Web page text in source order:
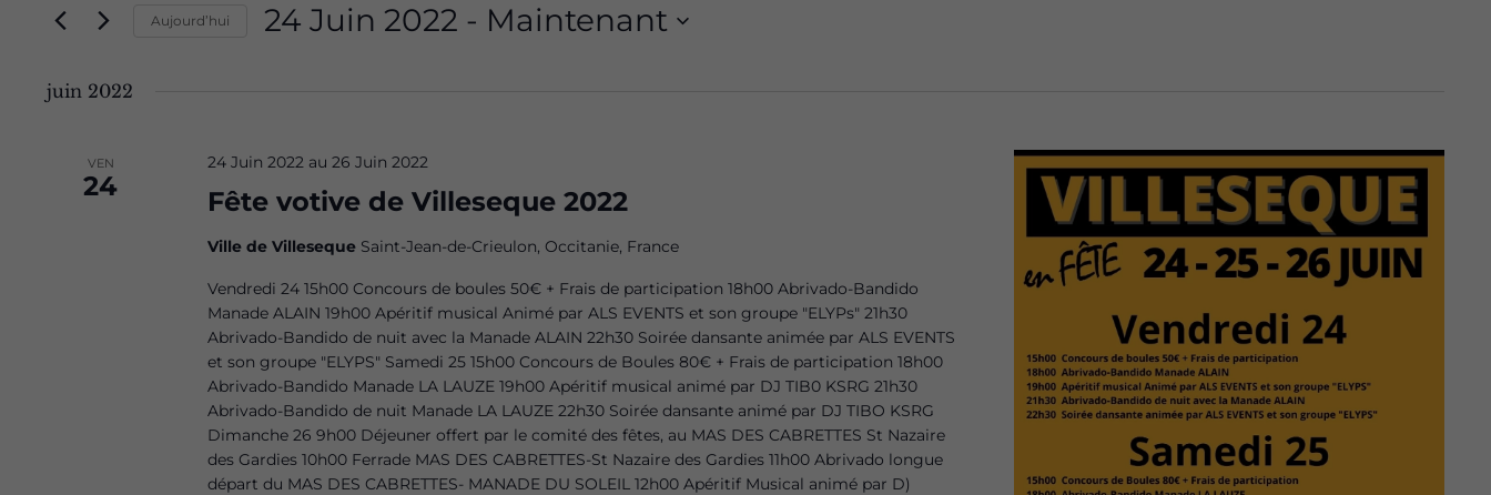
Aujourd’hui 24 Juin 2022 - Maintenant
juin 2022
VEN
24 Fête votive de Villeseque 2022
24 Juin 2022 au26 Juin 2022
Ville de Villeseque Saint-Jean-de-Crieulon, Occitanie, France
Vendredi 24 15h00 Concours de boules 50€ + Frais de participation 18h00 Abrivado-Bandido
Manade ALAIN 19h00 Apéritif musical Animé par ALS EVENTS et son groupe "ELYPs" 21h30
Abrivado-Bandido de nuit avec la Manade ALAIN 22h30 Soirée dansante animée par ALS EVENTS
et son groupe "ELYPS" Samedi 25 15h00 Concours de Boules 80€ + Frais de participation 18h00
Abrivado-Bandido Manade LA LAUZE 19h00 Apéritif musical animé par DJ TIB0 KSRG 21h30
Abrivado-Bandido de nuit Manade LA LAUZE 22h30 Soirée dansante animé par DJ TIBO KSRG
Dimanche 26 9h00 Déjeuner offert par le comité des fêtes, au MAS DES CABRETTES St Nazaire
des Gardies 10h00 Ferrade MAS DES CABRETTES-St Nazaire des Gardies 11h00 Abrivado longue
départ du MAS DES CABRETTES- MANADE DU SOLEIL 12h00 Apéritif Musical animé par D)